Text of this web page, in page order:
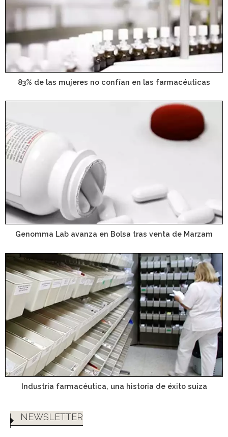
83% de las mujeres no confían en las farmacéuticas
Genomma Lab avanza en Bolsa tras venta de Marzam
Industria farmacéutica, una historia de éxito suiza
NEWSLETTER